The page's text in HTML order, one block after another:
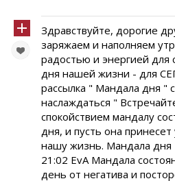
Здравствуйте, дорогие
заряжаем и наполняем
радостью и энергией для
дня нашей жизни - для
рассылка " Мандала дня "
наслаждаться "
спокойствием мандалу
дня, и пусть она
нашу жизнь. Мандала
21:02 EvA Мандала
день от негатива и